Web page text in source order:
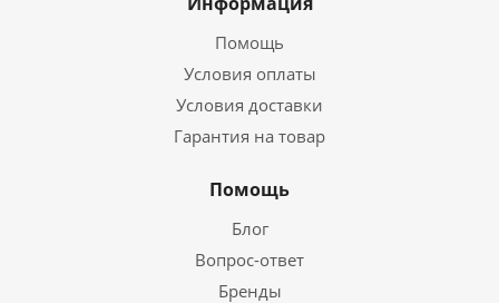
Помощь
Условия оплаты
Условия доставки
Гарантия на товар
Помощь
Блог
Вопрос-ответ
Бренды